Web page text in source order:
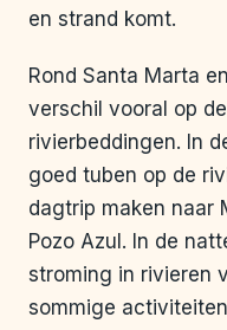
en strand komt.
Rond Santa Marta
verschil vooral op
rivierbeddingen. In
goed tuben op de
dagtrip maken naar
Pozo Azul. In de
stroming in rivieren
sommige